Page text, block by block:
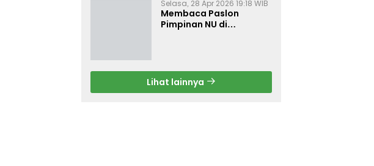
Selasa, 28 Apr 2026 19:18 WIB
Membaca Paslon
Pimpinan NU di
Lihat lainnya